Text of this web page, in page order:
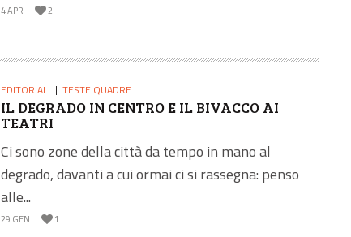
4 APR 2
EDITORIALI TESTE QUADRE
IL DEGRADO IN CENTRO E IL BIVACCO AI
TEATRI
Ci sono zone della città da tempo in mano al
degrado, davanti a cui ormai ci si rassegna: penso
alle...
29 GEN 1